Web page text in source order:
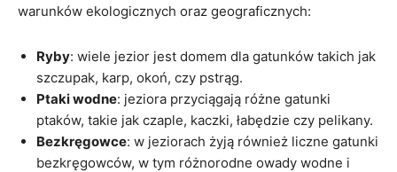
warunków ekologicznych oraz geograficznych:
Ryby: wiele jezior jest domem dla gatunków takich jak
szczupak, karp, okoń, czy pstrąg.
Ptaki wodne: jeziora przyciągają różne gatunki
ptaków, takie jak czaple, kaczki, łabędzie czy pelikany.
Bezkręgowce: w jeziorach żyją również liczne gatunki
bezkręgowców, w tym różnorodne owady wodne i